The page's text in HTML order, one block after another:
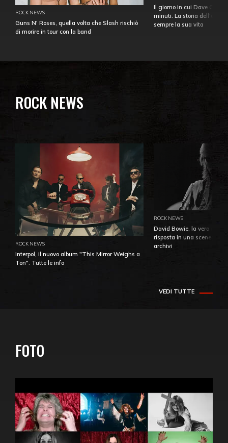
ROCK NEWS
Guns N' Roses, quella volta che Slash rischiò
di morire in tour con la band
Il giorno in cui Dave
minuti. La storia
sempre la sua vita
ROCK NEWS
ROCK NEWS
Interpol, il nuovo album "This Mirror Weighs a
Ton". Tutte le info
ROCK NEWS
David Bowie, la vera
risposta in una
archivi
VEDI TUTTE
FOTO